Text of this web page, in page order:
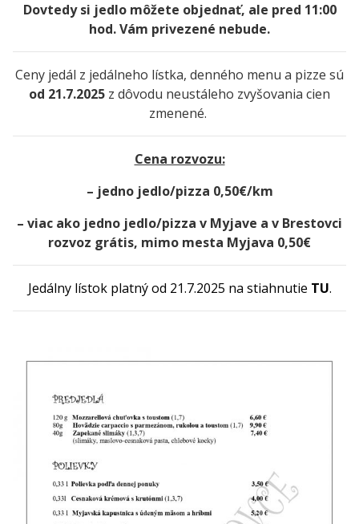
Dovtedy si jedlo môžete objednať, ale pred 11:00
hod. Vám privezené nebude.
Ceny jedál z jedálneho lístka, denného menu a pizze sú
od 21.7.2025 z dôvodu neustáleho zvyšovania cien
zmenené.
Cena rozvozu:
– jedno jedlo/pizza 0,50€/km
– viac ako jedno jedlo/pizza v Myjave a v Brestovci
rozvoz grátis, mimo mesta Myjava 0,50€
Jedálny lístok platný od 21.7.2025 na stiahnutie TU.